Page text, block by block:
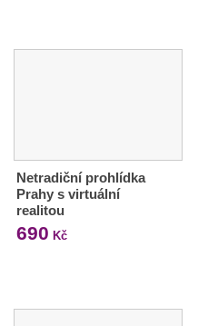
Netradiční prohlídka
Prahy s virtuální
realitou
690 Kč